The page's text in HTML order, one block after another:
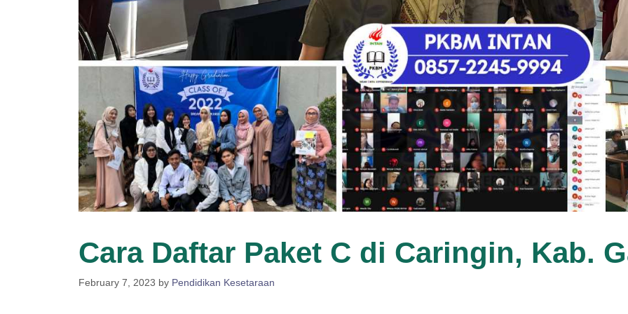
Cara Daftar Paket C di Caringin, Kab.
February 7, 2023 by Pendidikan Kesetaraan